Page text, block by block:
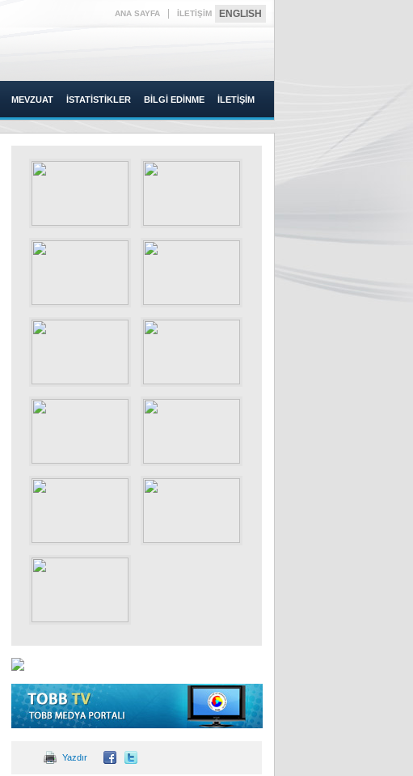
ANA SAYFA İLETİŞİM ENGLISH
MEVZUAT İSTATİSTİKLER BİLGİ EDİNME İLETİŞİM
Yazdır